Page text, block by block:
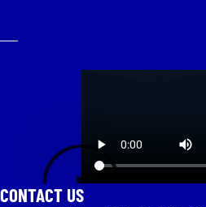
CONTACT US